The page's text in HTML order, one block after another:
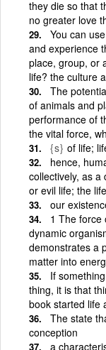
they die so that
no greater love
You can
and experience
place, group, or
life? the culture
The
of animals and
performance of
the vital force,
{s} of life;
hence,
collectively, as a
or evil life; the
our
1 The force
dynamic
demonstrates a
matter into
If
thing, it is that
book started life
The state
conception
a